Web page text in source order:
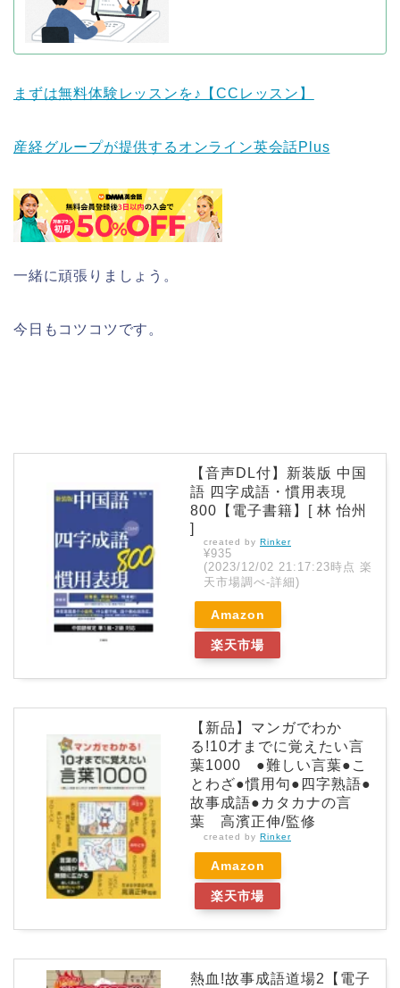
まずは無料体験レッスンを♪【CCレッスン】
産経グループが提供するオンライン英会話Plus
一緒に頑張りましょう。
今日もコツコツです。
【音声DL付】新装版 中国
語 四字成語・慣用表現
800【電子書籍】[ 林 怡州
]
created by Rinker
¥935
(2023/12/02 21:17:23時点 楽
天市場調べ-詳細)
Amazon
楽天市場
【新品】マンガでわか
る!10才までに覚えたい言
葉1000 ●難しい言葉●こ
とわざ●慣用句●四字熟語●
故事成語●カタカナの言
葉 高濱正伸/監修
created by Rinker
Amazon
楽天市場
熱血!故事成語道場2【電子